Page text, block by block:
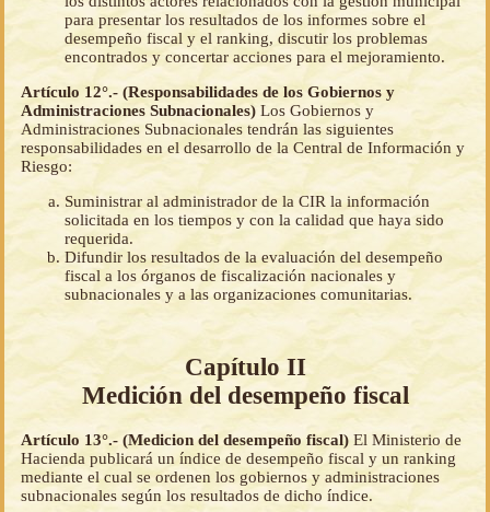
para presentar los resultados de los informes sobre el
desempeño fiscal y el ranking, discutir los problemas
encontrados y concertar acciones para el mejoramiento.
Artículo 12°.- (Responsabilidades de los Gobiernos y
Administraciones Subnacionales) Los Gobiernos y
Administraciones Subnacionales tendrán las siguientes
responsabilidades en el desarrollo de la Central de Información y
Riesgo:
Suministrar al administrador de la CIR la información
solicitada en los tiempos y con la calidad que haya sido
requerida.
Difundir los resultados de la evaluación del desempeño
fiscal a los órganos de fiscalización nacionales y
subnacionales y a las organizaciones comunitarias.
Capítulo II
Medición del desempeño fiscal
Artículo 13°.- (Medicion del desempeño fiscal) El Ministerio de
Hacienda publicará un índice de desempeño fiscal y un ranking
mediante el cual se ordenen los gobiernos y administraciones
subnacionales según los resultados de dicho índice.